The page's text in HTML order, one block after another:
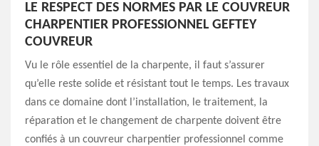
LE RESPECT DES NORMES PAR LE COUVREUR
CHARPENTIER PROFESSIONNEL GEFTEY
COUVREUR
Vu le rôle essentiel de la charpente, il faut s’assurer
qu’elle reste solide et résistant tout le temps. Les travaux
dans ce domaine dont l’installation, le traitement, la
réparation et le changement de charpente doivent être
confiés à un couvreur charpentier professionnel comme